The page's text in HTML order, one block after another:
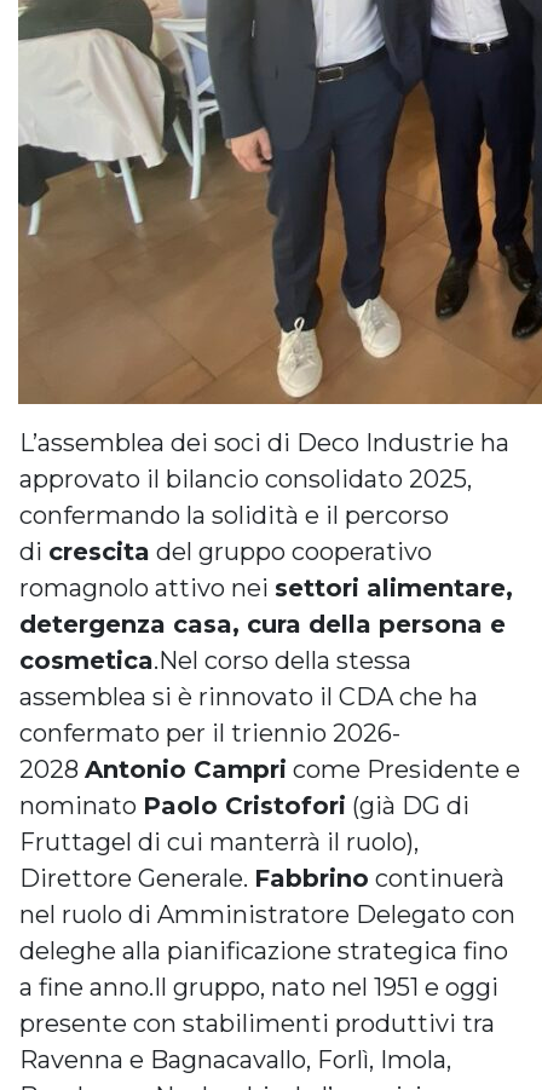
L’assemblea dei soci di Deco Industrie ha
approvato il bilancio consolidato 2025,
confermando la solidità e il percorso
di crescita del gruppo cooperativo
romagnolo attivo nei settori alimentare,
detergenza casa, cura della persona e
cosmetica.Nel corso della stessa
assemblea si è rinnovato il CDA che ha
confermato per il triennio 2026-
2028 Antonio Campri come Presidente e
nominato Paolo Cristofori (già DG di
Fruttagel di cui manterrà il ruolo),
Direttore Generale. Fabbrino continuerà
nel ruolo di Amministratore Delegato con
deleghe alla pianificazione strategica fino
a fine anno.Il gruppo, nato nel 1951 e oggi
presente con stabilimenti produttivi tra
Ravenna e Bagnacavallo, Forlì, Imola,